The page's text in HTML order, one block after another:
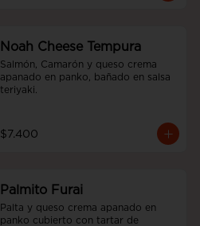
Noah Cheese Tempura
Salmón, Camarón y queso crema
apanado en panko, bañado en salsa
teriyaki.
$7.400
Palmito Furai
Palta y queso crema apanado en
panko cubierto con tartar de